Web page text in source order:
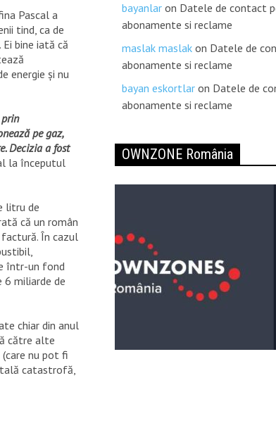
Pascal a
tind, ca de
bine iată că
energie și nu
prin
pe gaz,
Decizia a fost
la începutul
litru de
că un român
În cazul
într-un fond
6 miliarde de
chiar din anul
către alte
nu pot fi
catastrofă,
bayanlar on Datele de contact
abonamente si reclame
maslak maslak on Datele de
abonamente si reclame
bayan eskortlar on Datele de
abonamente si reclame
OWNZONE România